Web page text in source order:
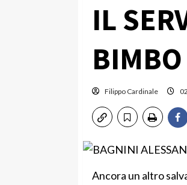
IL
Filippo Cardinale
Ancora un altro